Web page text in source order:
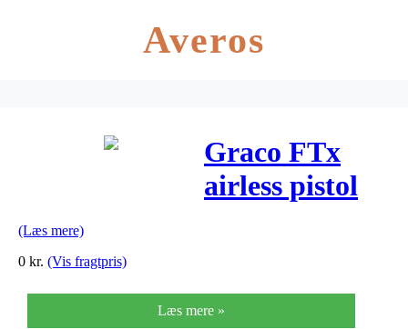
Averos
Graco FTx
airless pistol
(Læs mere)
0 kr. (Vis fragtpris)
Læs mere »